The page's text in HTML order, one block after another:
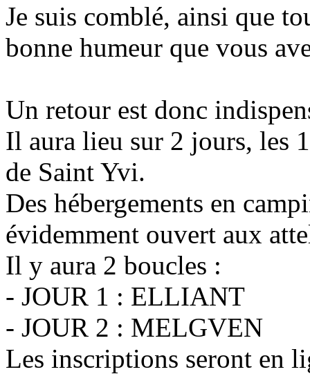
Je suis comblé, ainsi que
bonne humeur que vous
Un retour est donc
Il aura lieu sur 2 jours, les
de Saint Yvi.
Des hébergements en
évidemment ouvert aux
Il y aura 2 boucles :
- JOUR 1 : ELLIANT
- JOUR 2 : MELGVEN
Les inscriptions seront en